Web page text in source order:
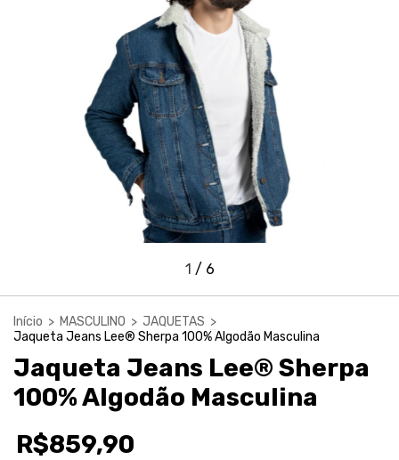
1 / 6
Início > MASCULINO > JAQUETAS >
Jaqueta Jeans Lee® Sherpa 100% Algodão Masculina
Jaqueta Jeans Lee® Sherpa
100% Algodão Masculina
R$859,90